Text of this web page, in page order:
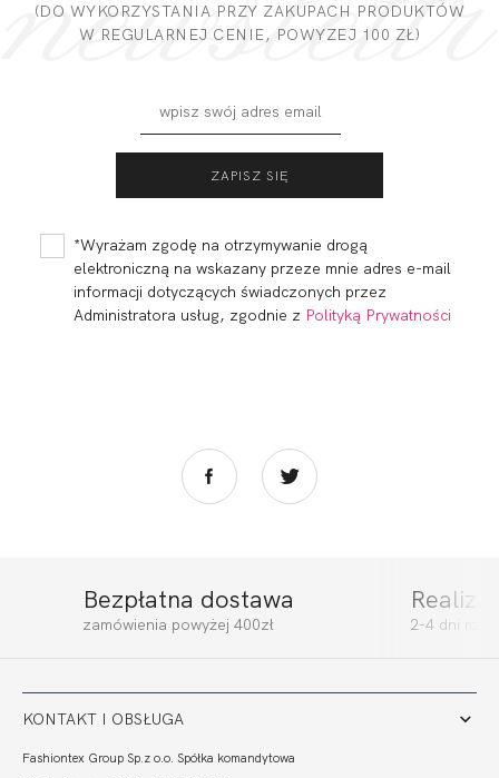
(DO WYKORZYSTANIA PRZY ZAKUPACH PRODUKTÓW
W REGULARNEJ CENIE, POWYZEJ 100 ZŁ)
*Wyrażam zgodę na otrzymywanie drogą
elektroniczną na wskazany przeze mnie adres e-mail
informacji dotyczących świadczonych przez
Administratora usług, zgodnie z Polityką Prywatności
Bezpłatna dostawa
zamówienia powyżej 400zł 2-4 dni
KONTAKT I OBSŁUGA
Fashiontex Group Sp.z o.o. Spółka komandytowa